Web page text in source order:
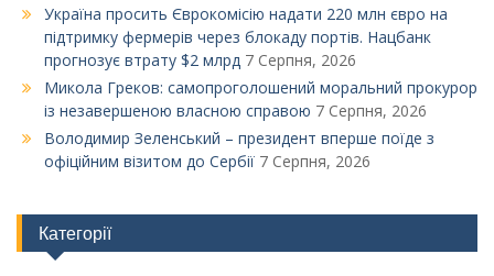
Україна просить Єврокомісію надати 220 млн євро на
підтримку фермерів через блокаду портів. Нацбанк
прогнозує втрату $2 млрд 7 Серпня, 2026
Микола Греков: самопроголошений моральний прокурор
із незавершеною власною справою 7 Серпня, 2026
Володимир Зеленський – президент вперше поїде з
офіційним візитом до Сербії 7 Серпня, 2026
Категорії